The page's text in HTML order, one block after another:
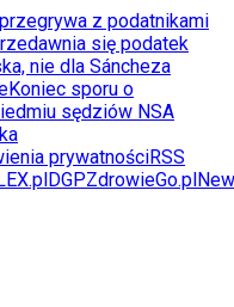
z podatnikami
się podatek
nie dla Sáncheza
Koniec sporu o
sędziów NSA
prywatnościRSS
DGPZdrowieGo.pl